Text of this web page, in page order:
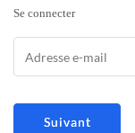
Se connecter